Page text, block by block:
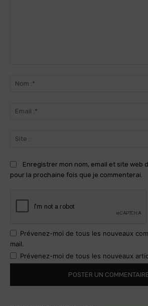
Enregistrer mon nom, email et site web
pour la prochaine fois que je commenterai.
Prévenez-moi de tous les nouveaux
mail.
Prévenez-moi de tous les nouveaux